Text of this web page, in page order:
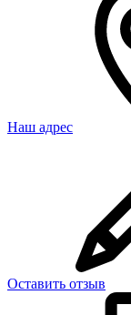
Наш адрес
Оставить отзыв